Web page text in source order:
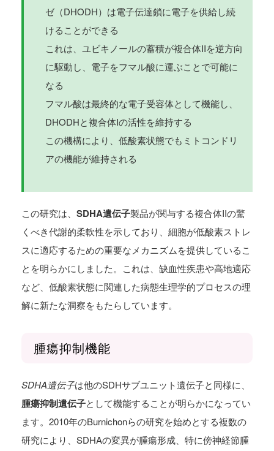
ゼ（DHODH）は電子伝達鎖に電子を供給し続
けることができる
これは、ユビキノールの蓄積が複合体IIを逆方向
に駆動し、電子をフマル酸に運ぶことで可能に
なる
フマル酸は最終的な電子受容体として機能し、
DHODHと複合体Iの活性を維持する
この機構により、低酸素状態でもミトコンドリ
アの機能が維持される
この研究は、 SDHA遺伝子製品が関与する複合体IIの驚
くべき代謝的柔軟性を示しており、細胞が低酸素ストレ
スに適応するための重要なメカニズムを提供しているこ
とを明らかにしました。これは、缺血性疾患や高地適応
など、低酸素状態に関連した病態生理学的プロセスの理
解に新たな洞察をもたらしています。
腫瘍抑制機能
SDHA遺伝子は他のSDHサブユニット遺伝子と同様に、
腫瘍抑制遺伝子として機能することが明らかになってい
ます。2010年のBurnichonらの研究を始めとする複数の
研究により、SDHAの変異が腫瘍形成、特に傍神経節腫